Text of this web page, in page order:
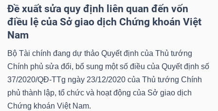
Đề xuất sửa quy định liên quan đến vốn
điều lệ của Sở giao dịch Chứng khoán Việt
Nam
Bộ Tài chính đang dự thảo Quyết định của Thủ tướng
Chính phủ sửa đổi, bổ sung một số điều của Quyết định số
37/2020/QĐ-TTg ngày 23/12/2020 của Thủ tướng Chính
phủ thành lập, tổ chức và hoạt động của Sở giao dịch
Chứng khoán Việt Nam.